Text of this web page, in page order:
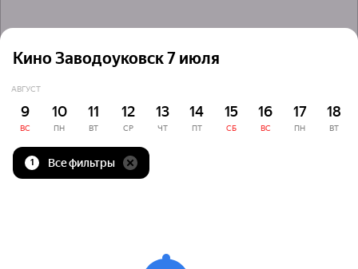
Кино Заводоуковск 7 июля
АВГУСТ
9
ВС
10
ПН
11
ВТ
12
СР
13
ЧТ
14
ПТ
15
СБ
16
ВС
17
ПН
18
ВТ
1 Все фильтры